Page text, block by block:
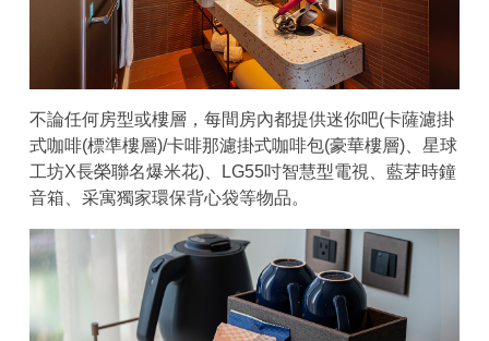
不論任何房型或樓層，每間房內都提供迷你吧(卡薩濾掛
式咖啡(標準樓層)/卡啡那濾掛式咖啡包(豪華樓層)、星球
工坊X長榮聯名爆米花)、LG55吋智慧型電視、藍芽時鐘
音箱、采寓獨家環保背心袋等物品。